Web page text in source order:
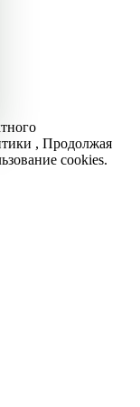
, Продолжая
cookies.